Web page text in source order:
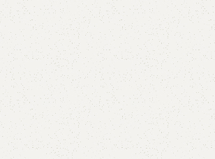
Khoá push-pull igloohome chính hãng –
bảo mật cao, thiết kế sang trọng. Tư vấn
tại Hợp Nhất Smart Home!
Xem thêm